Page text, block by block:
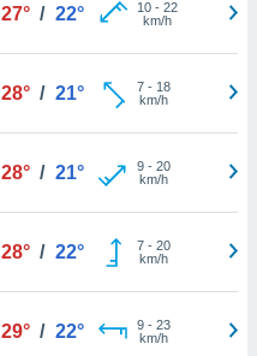
27° / 22° 10- 22
km/h
28° / 21° 7- 18
km/h
28° / 21° 9- 20
km/h
28° / 22° 7- 20
km/h
29° / 22° 9- 23
km/h